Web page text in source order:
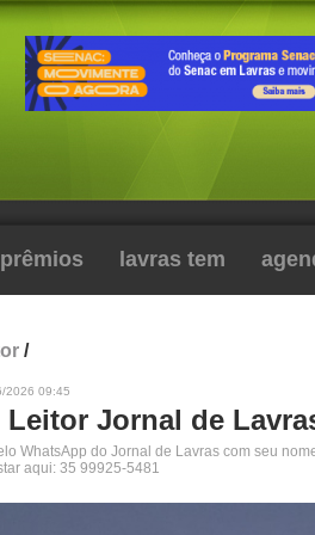
prêmios lavras tem
/
2026 09:45
Jornal de
WhatsApp do Jornal de Lavras com seu
aqui: 35 99925-5481